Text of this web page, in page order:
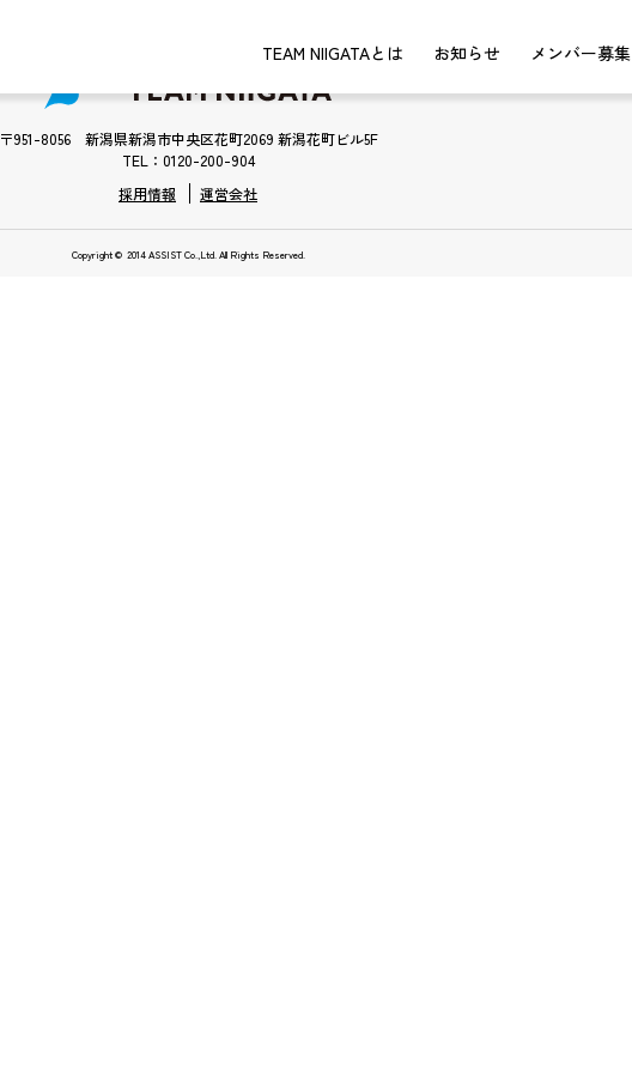
TEAM NIIGATAとは お知らせ メンバー募集
〒951-8056 新潟県新潟市中央区花町2069 新潟花町ビル5F
TEL：0120-200-904
採用情報
運営会社
Copyright © 2014 ASSIST Co.,Ltd. All Rights Reserved.